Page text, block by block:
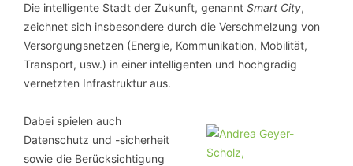
Die intelligente Stadt der Zukunft, genannt Smart City,
zeichnet sich insbesondere durch die Verschmelzung von
Versorgungsnetzen (Energie, Kommunikation, Mobilität,
Transport, usw.) in einer intelligenten und hochgradig
vernetzten Infrastruktur aus.
Dabei spielen auch
Datenschutz und -sicherheit
sowie die Berücksichtigung